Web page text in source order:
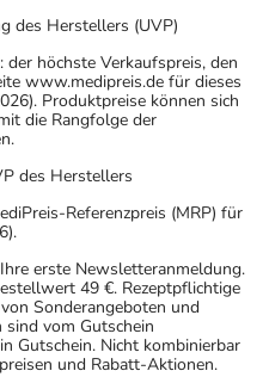
des Herstellers (UVP)
: der höchste Verkaufspreis, den
www.medipreis.de für dieses
Produktpreise können sich
die Rangfolge der
des Herstellers
Referenzpreis (MRP) für
erste Newsletteranmeldung.
49 €. Rezeptpflichtige
Sonderangeboten und
vom Gutschein
Gutschein. Nicht kombinierbar
und Rabatt-Aktionen.